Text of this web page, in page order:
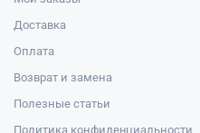
Доставка
Оплата
Возврат и замена
Полезные статьи
Политика конфиденциальности